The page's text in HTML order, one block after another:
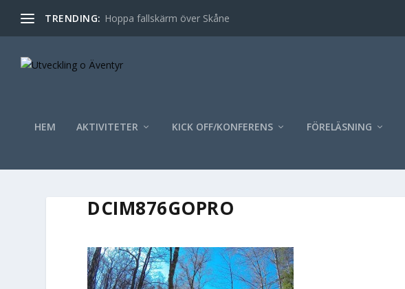
TRENDING: Hoppa fallskärm över Skåne
HEM AKTIVITETER KICK OFF/KONFERENS FÖRELÄSNING
DCIM876GOPRO